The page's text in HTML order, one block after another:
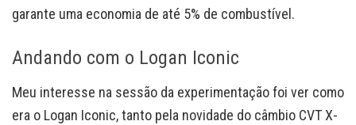
garante uma economia de até 5% de combustível.
Andando com o Logan Iconic
Meu interesse na sessão da experimentação foi ver como
era o Logan Iconic, tanto pela novidade do câmbio CVT X-